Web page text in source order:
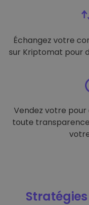
Échangez votre
sur Kriptomat pour
Vendez votre
toute